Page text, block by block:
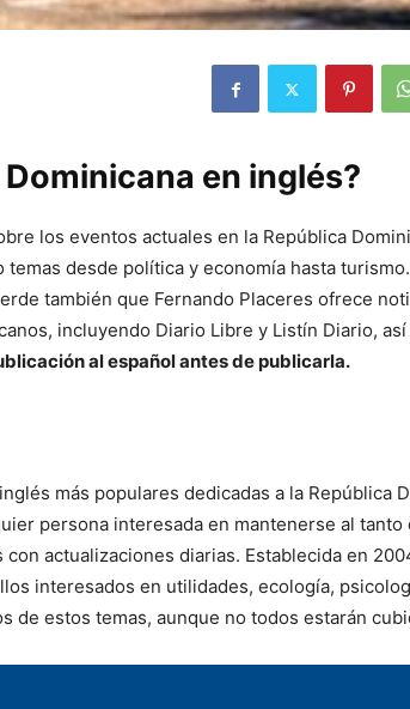
en inglés?
los eventos actuales en la República
desde política y economía hasta
también que Fernando Placeres ofrece
incluyendo Diario Libre y Listín Diario,
al español antes de publicarla.
más populares dedicadas a la
persona interesada en mantenerse al
actualizaciones diarias. Establecida en
interesados en utilidades, ecología,
de estos temas, aunque no todos estarán